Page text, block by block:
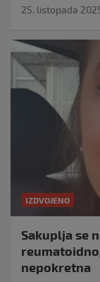
25. listopada
IZDVOJENO
Sakuplja se
nepokretna